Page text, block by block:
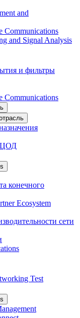
and
Communications
and Signal Analysis
и фильтры
Communications
ЦОД
конечного
Ecosystem
сети
Test